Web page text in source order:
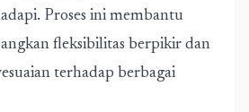
Proses ini membantu
fleksibilitas berpikir dan
terhadap berbagai